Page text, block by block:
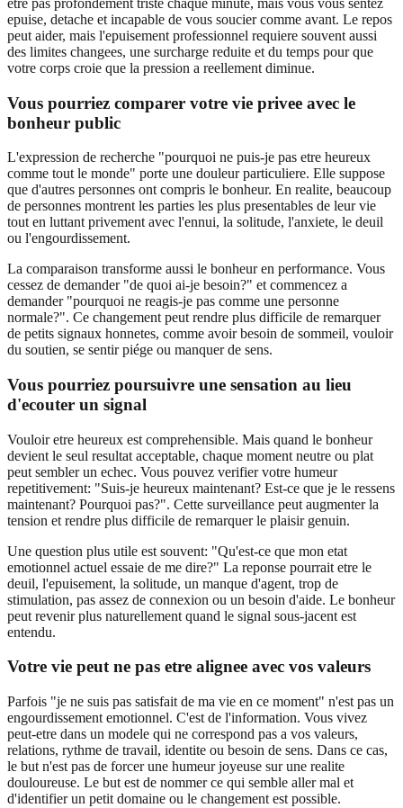
epuise, detache et incapable de vous soucier comme avant. Le repos
peut aider, mais l'epuisement professionnel requiere souvent aussi
des limites changees, une surcharge reduite et du temps pour que
votre corps croie que la pression a reellement diminue.
Vous pourriez comparer votre vie privee avec le
bonheur public
L'expression de recherche "pourquoi ne puis-je pas etre heureux
comme tout le monde" porte une douleur particuliere. Elle suppose
que d'autres personnes ont compris le bonheur. En realite, beaucoup
de personnes montrent les parties les plus presentables de leur vie
tout en luttant privement avec l'ennui, la solitude, l'anxiete, le deuil
ou l'engourdissement.
La comparaison transforme aussi le bonheur en performance. Vous
cessez de demander "de quoi ai-je besoin?" et commencez a
demander "pourquoi ne reagis-je pas comme une personne
normale?". Ce changement peut rendre plus difficile de remarquer
de petits signaux honnetes, comme avoir besoin de sommeil, vouloir
du soutien, se sentir piége ou manquer de sens.
Vous pourriez poursuivre une sensation au lieu
d'ecouter un signal
Vouloir etre heureux est comprehensible. Mais quand le bonheur
devient le seul resultat acceptable, chaque moment neutre ou plat
peut sembler un echec. Vous pouvez verifier votre humeur
repetitivement: "Suis-je heureux maintenant? Est-ce que je le ressens
maintenant? Pourquoi pas?". Cette surveillance peut augmenter la
tension et rendre plus difficile de remarquer le plaisir genuin.
Une question plus utile est souvent: "Qu'est-ce que mon etat
emotionnel actuel essaie de me dire?" La reponse pourrait etre le
deuil, l'epuisement, la solitude, un manque d'agent, trop de
stimulation, pas assez de connexion ou un besoin d'aide. Le bonheur
peut revenir plus naturellement quand le signal sous-jacent est
entendu.
Votre vie peut ne pas etre alignee avec vos valeurs
Parfois "je ne suis pas satisfait de ma vie en ce moment" n'est pas un
engourdissement emotionnel. C'est de l'information. Vous vivez
peut-etre dans un modele qui ne correspond pas a vos valeurs,
relations, rythme de travail, identite ou besoin de sens. Dans ce cas,
le but n'est pas de forcer une humeur joyeuse sur une realite
douloureuse. Le but est de nommer ce qui semble aller mal et
d'identifier un petit domaine ou le changement est possible.